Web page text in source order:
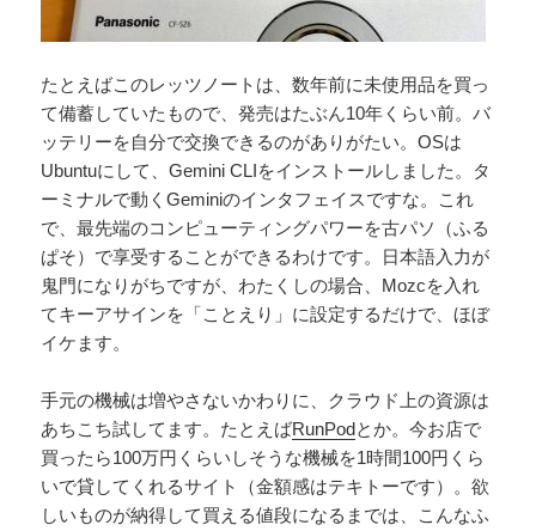
たとえばこのレッツノートは、数年前に未使用品を買っ
て備蓄していたもので、発売はたぶん10年くらい前。バ
ッテリーを自分で交換できるのがありがたい。OSは
Ubuntuにして、Gemini CLIをインストールしました。タ
ーミナルで動くGeminiのインタフェイスですな。これ
で、最先端のコンピューティングパワーを古パソ（ふる
ぱそ）で享受することができるわけです。日本語入力が
鬼門になりがちですが、わたくしの場合、Mozcを入れ
てキーアサインを「ことえり」に設定するだけで、ほぼ
イケます。
手元の機械は増やさないかわりに、クラウド上の資源は
あちこち試してます。たとえばRunPodとか。今お店で
買ったら100万円くらいしそうな機械を1時間100円くら
いで貸してくれるサイト（金額感はテキトーです）。欲
しいものが納得して買える値段になるまでは、こんなふ